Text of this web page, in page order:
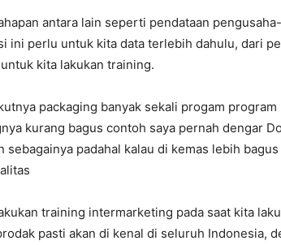
antara lain seperti pendataan
ini perlu untuk kita data terlebih dahulu, dari
kita lakukan training.
packaging banyak sekali progam program
kurang bagus contoh saya pernah dengar
sebagainya padahal kalau di kemas lebih
training intermarketing pada saat kita
pasti akan di kenal di seluruh Indonesia,